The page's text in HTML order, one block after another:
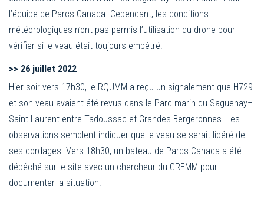
l’équipe de Parcs Canada. Cependant, les conditions
météorologiques n’ont pas permis l’utilisation du drone pour
vérifier si le veau était toujours empêtré.
>> 26 juillet 2022
Hier soir vers 17h30, le RQUMM a reçu un signalement que H729
et son veau avaient été revus dans le Parc marin du Saguenay–
Saint-Laurent entre Tadoussac et Grandes-Bergeronnes. Les
observations semblent indiquer que le veau se serait libéré de
ses cordages. Vers 18h30, un bateau de Parcs Canada a été
dépêché sur le site avec un chercheur du GREMM pour
documenter la situation.